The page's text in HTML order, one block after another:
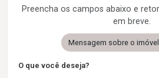
Preencha os campos abaixo e
em breve.
Mensagem sobre o imóvel
O que você deseja?